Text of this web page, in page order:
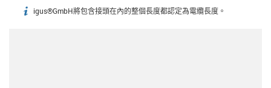
igus-icon-info
igus®GmbH將包含接頭在內的整個長度都認定為電纜長度。